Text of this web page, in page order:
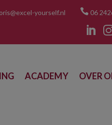
yourself.nl  06

ACADEMY OVER